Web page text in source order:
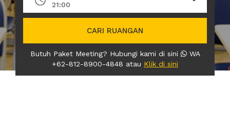
21:00
CARI RUANGAN
Butuh Paket Meeting? Hubungi kami di sini
WA
+62-812-8900-4848 atau Klik di sini